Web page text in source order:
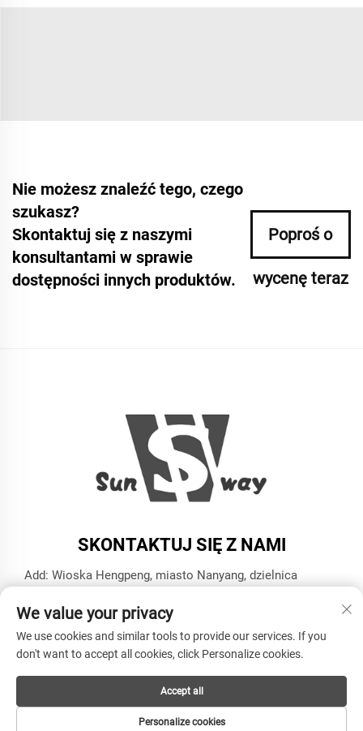
Nie możesz znaleźć tego, czego
szukasz?
Skontaktuj się z naszymi
konsultantami w sprawie
dostępności innych produktów.
Poproś o
wycenę teraz
SKONTAKTUJ SIĘ Z NAMI
Add: Wioska Hengpeng, miasto Nanyang, dzielnica
Tel.:+86-13606543282
E-mail:[email protected]
Copyright © HANGZHOU SUNWAY INDUSTRY CO.,LTD
Wszelkie prawa zastrzeżone -Polityka prywatności
We value your privacy
We use cookies and similar tools to provide our services. If you
don't want to accept all cookies, click Personalize cookies.
Personalize cookies
Accept all